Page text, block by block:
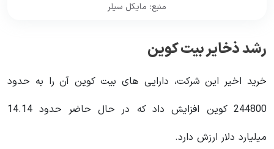
منبع: مایکل سیلر
رشد ذخایر بیت کوین
خرید اخیر این شرکت، دارایی های بیت کوین آن را به حدود
244800 کوین افزایش داد که در حال حاضر حدود 14.14
میلیارد دلار ارزش دارد.